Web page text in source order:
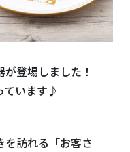
登場しました！
ています♪
を訪れる「お客さ